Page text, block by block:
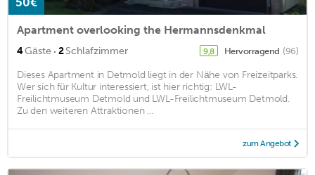
Apartment overlooking the Hermannsdenkmal
4Gäste · 2Schlafzimmer 9,8 Hervorragend (96)
Dieses Apartment in Detmold liegt in der Nähe von Freizeitparks.
Wer sich für Kultur interessiert, ist hier richtig: LWL-
Freilichtmuseum Detmold und LWL-Freilichtmuseum Detmold.
Zu den weiteren Attraktionen ...
zum Angebot